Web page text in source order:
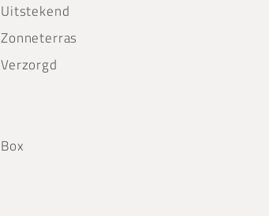
Uitstekend
Zonneterras
Verzorgd
Box